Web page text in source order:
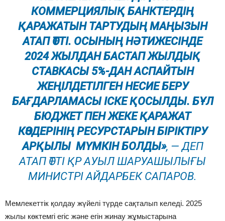
КОММЕРЦИЯЛЫҚ БАНКТЕРДІҢ
ҚАРАЖАТЫН ТАРТУДЫҢ МАҢЫЗЫН
АТАП ӨТТІ. ОСЫНЫҢ НӘТИЖЕСІНДЕ
2024 ЖЫЛДАН БАСТАП ЖЫЛДЫҚ
СТАВКАСЫ 5%-ДАН АСПАЙТЫН
ЖЕҢІЛДЕТІЛГЕН НЕСИЕ БЕРУ
БАҒДАРЛАМАСЫ ІСКЕ ҚОСЫЛДЫ. БҰЛ
БЮДЖЕТ ПЕН ЖЕКЕ ҚАРАЖАТ
КӨЗДЕРІНІҢ РЕСУРСТАРЫН БІРІКТІРУ
АРҚЫЛЫ МҮМКІН БОЛДЫ», — ДЕП
АТАП ӨТТІ ҚР АУЫЛ ШАРУАШЫЛЫҒЫ
МИНИСТРІ АЙДАРБЕК САПАРОВ.
Мемлекеттік қолдау жүйелі түрде сақталып келеді. 2025
жылы көктемгі егіс және егін жинау жұмыстарына